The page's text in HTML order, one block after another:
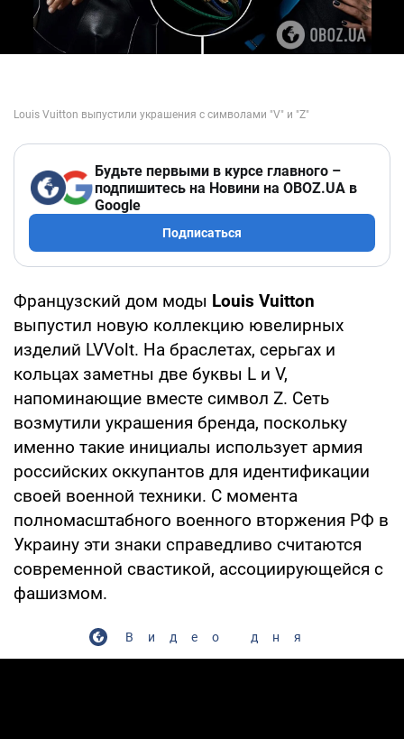
Будьте первыми в курсе главного –
подпишитесь на Новини на OBOZ.UA в
Google
Подписаться
Французский дом моды Louis Vuitton
выпустил новую коллекцию ювелирных
изделий LVVolt. На браслетах, серьгах и
кольцах заметны две буквы L и V,
напоминающие вместе символ Z. Сеть
возмутили украшения бренда, поскольку
именно такие инициалы использует армия
российских оккупантов для идентификации
своей военной техники. С момента
полномасштабного военного вторжения РФ в
Украину эти знаки справедливо считаются
современной свастикой, ассоциирующейся с
фашизмом.
Видео дня